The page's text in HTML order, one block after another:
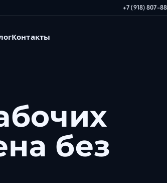
+7 (918) 807-
Контакты
без